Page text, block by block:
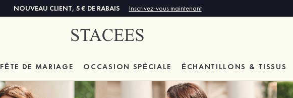
NOUVEAU CLIENT, 5 € DE RABAIS Inscrivez-vous maintenant
FÊTE DE MARIAGE OCCASION SPÉCIALE ÉCHANTILLONS & TISSUS